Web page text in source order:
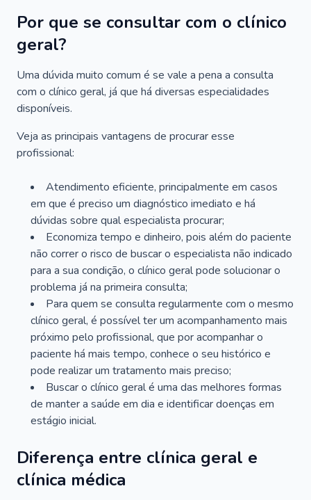
Por que se consultar com o clínico
geral?
Uma dúvida muito comum é se vale a pena a consulta
com o clínico geral, já que há diversas especialidades
disponíveis.
Veja as principais vantagens de procurar esse
profissional:
Atendimento eficiente, principalmente em casos
em que é preciso um diagnóstico imediato e há
dúvidas sobre qual especialista procurar;
Economiza tempo e dinheiro, pois além do paciente
não correr o risco de buscar o especialista não indicado
para a sua condição, o clínico geral pode solucionar o
problema já na primeira consulta;
Para quem se consulta regularmente com o mesmo
clínico geral, é possível ter um acompanhamento mais
próximo pelo profissional, que por acompanhar o
paciente há mais tempo, conhece o seu histórico e
pode realizar um tratamento mais preciso;
Buscar o clínico geral é uma das melhores formas
de manter a saúde em dia e identificar doenças em
estágio inicial.
Diferença entre clínica geral e
clínica médica